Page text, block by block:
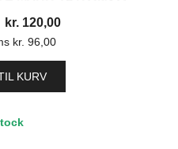
Den
oprindelige
pris
var:
kr. 120,00Den
pris
kr. 96,00
KURV